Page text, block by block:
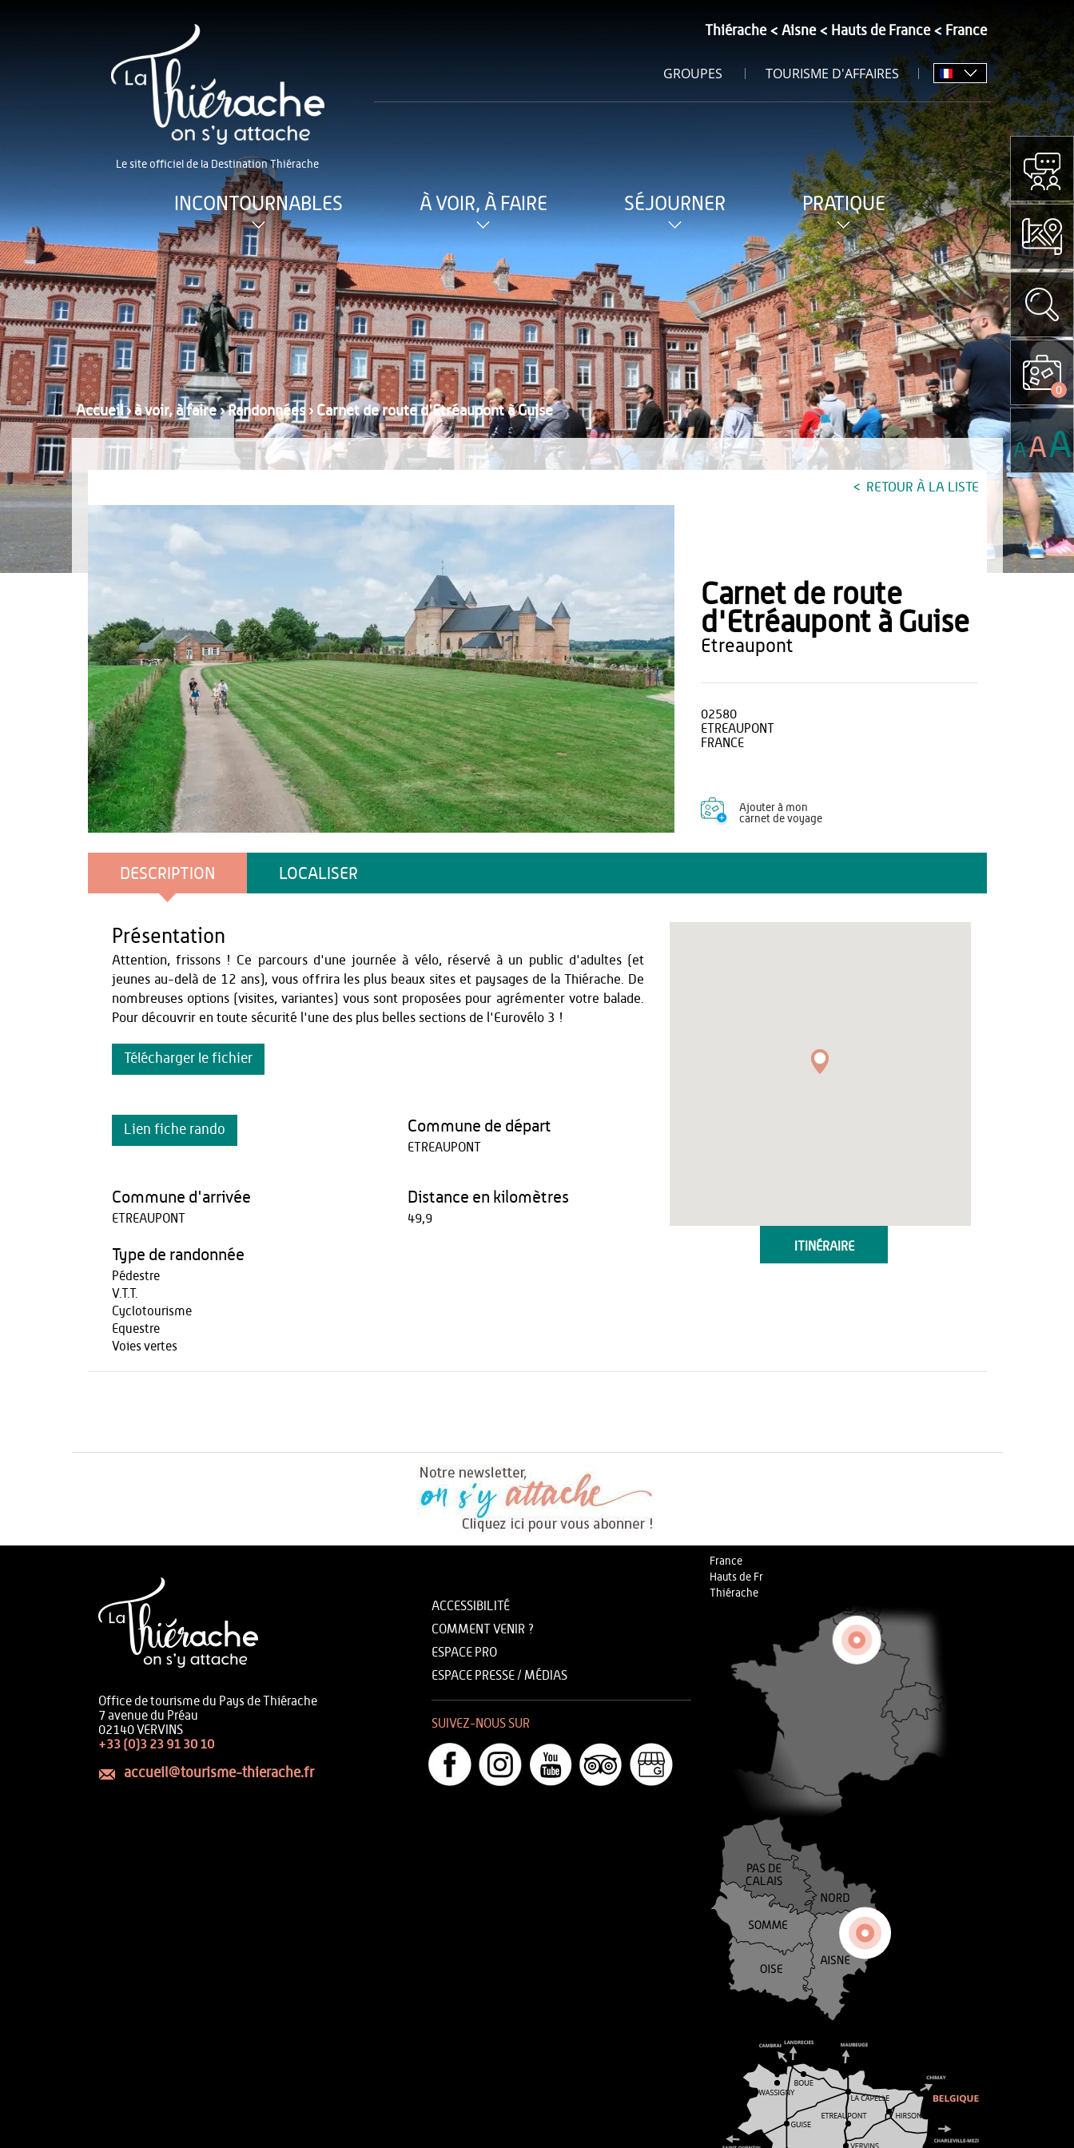
Le site officiel de la Destination Thiérache
Thiérache Aisne Hauts de France France
GROUPES TOURISME D'AFFAIRES
INCONTOURNABLES À VOIR, À FAIRE SÉJOURNER PRATIQUE
Accueil›à voir, à faire›Randonnées ›Carnet de route d'Etréaupont à Guise
RETOUR À LA LISTE
Carnet de route
d'Etréaupont à Guise
etreaupont
02580
ETREAUPONT
FRANCE
Ajouter à mon
carnet de voyage
DESCRIPTION LOCALISER
ITINÉRAIRE
Présentation
Attention, frissons ! Ce parcours d'une journée à vélo, réservé à un public d'adultes (et
jeunes au-delà de 12 ans), vous offrira les plus beaux sites et paysages de la Thiérache. De
nombreuses options (visites, variantes) vous sont proposées pour agrémenter votre balade.
Pour découvrir en toute sécurité l'une des plus belles sections de l'Eurovélo 3 !
Télécharger le fichier
Lien fiche rando Commune de départ
ETREAUPONT
Commune d'arrivée
ETREAUPONT
Distance en kilomètres
49,9
Type de randonnée
Pédestre
V.T.T.
Cyclotourisme
Equestre
Voies vertes
Office de tourisme du Pays de Thiérache
7 avenue du Préau
02140 VERVINS
+33 (0)3 23 91 30 10
accueil@tourisme-thierache.fr
ACCESSIBILITÉ
COMMENT VENIR ?
ESPACE PRO
ESPACE PRESSE / MÉDIAS
SUIVEZ-NOUS SUR
France
Hauts de Fr
Thiérache
0
AAA